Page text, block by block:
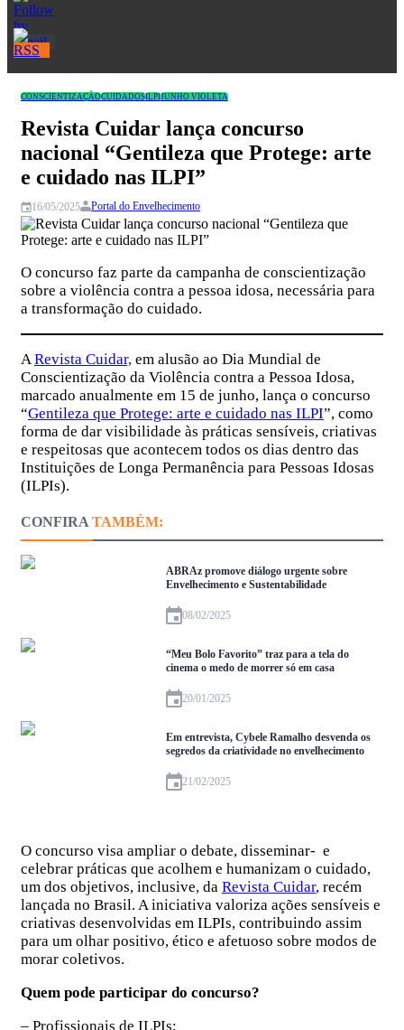
Congresso
CONSCIENTIZAÇÃOCUIDADOSILPIJUNHO VIOLETA
Revista Cuidar lança concurso
nacional “Gentileza que Protege: arte
e cuidado nas ILPI”
16/05/2025 Portal do Envelhecimento
O concurso faz parte da campanha de conscientização
sobre a violência contra a pessoa idosa, necessária para
a transformação do cuidado.
ARevista Cuidar, em alusão ao Dia Mundial de
Conscientização da Violência contra a Pessoa Idosa,
marcado anualmente em 15 de junho, lança o concurso
“Gentileza que Protege: arte e cuidado nas ILPI”, como
forma de dar visibilidade às práticas sensíveis, criativas
e respeitosas que acontecem todos os dias dentro das
Instituições de Longa Permanência para Pessoas Idosas
(ILPIs).
CONFIRA TAMBÉM:
ABRAz promove diálogo urgente sobre
Envelhecimento e Sustentabilidade
08/02/2025
“Meu Bolo Favorito” traz para a tela do
cinema o medo de morrer só em casa
20/01/2025
Em entrevista, Cybele Ramalho desvenda os
segredos da criatividade no envelhecimento
21/02/2025
O concurso visa ampliar o debate, disseminar- e
celebrar práticas que acolhem e humanizam o cuidado,
um dos objetivos, inclusive, da Revista Cuidar, recém
lançada no Brasil. A iniciativa valoriza ações sensíveis e
criativas desenvolvidas em ILPIs, contribuindo assim
para um olhar positivo, ético e afetuoso sobre modos de
morar coletivos.
Quem pode participar do concurso?
– Profissionais de ILPIs;